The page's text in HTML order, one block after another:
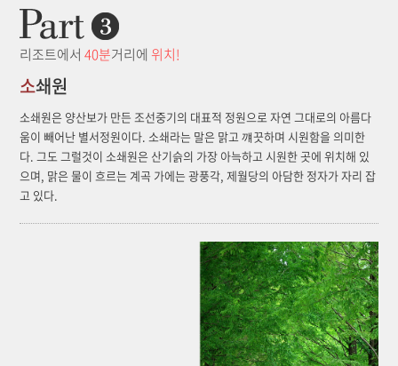
리조트에서40분거리에 위치!
소쇄원
소쇄원은 양산보가 만든 조선중기의 대표적 정원으로 자연 그대로의 아름다
움이 빼어난 별서정원이다. 소쇄라는 말은 맑고 꺠끗하며 시원함을 의미한
다. 그도 그럴것이 소쇄원은 산기슭의 가장 아늑하고 시원한 곳에 위치해 있
으며, 맑은 물이 흐르는 계곡 가에는 광풍각, 제월당의 아담한 정자가 자리 잡
고 있다.